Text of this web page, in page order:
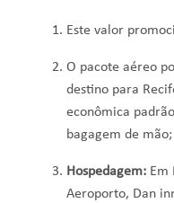
Este valor
O pacote aéreo
destino para
econômica
bagagem de mão;
Hospedagem:Em
Aeroporto, Dan